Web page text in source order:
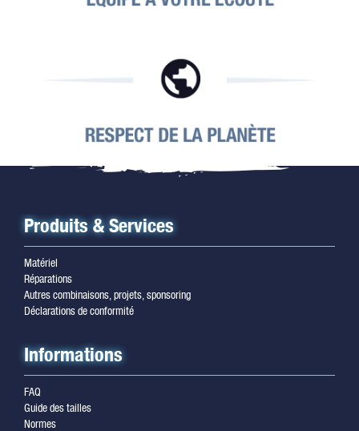
Produits & Services
Matériel
Réparations
Autres combinaisons, projets, sponsoring
Déclarations de conformité
Informations
FAQ
Guide des tailles
Normes